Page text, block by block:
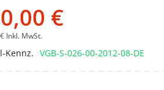
€
Inkl. MwSt.
Kennz. VGB-S-026-00-2012-08-DE